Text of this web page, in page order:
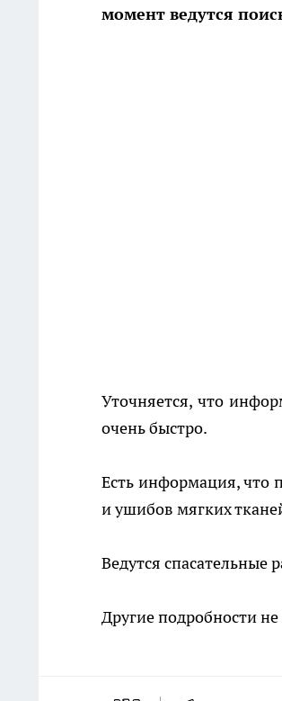
момент ведутся
Уточняется, что
очень быстро.
Есть информация, что
и ушибов мягких
Ведутся спасательные
Другие подробности